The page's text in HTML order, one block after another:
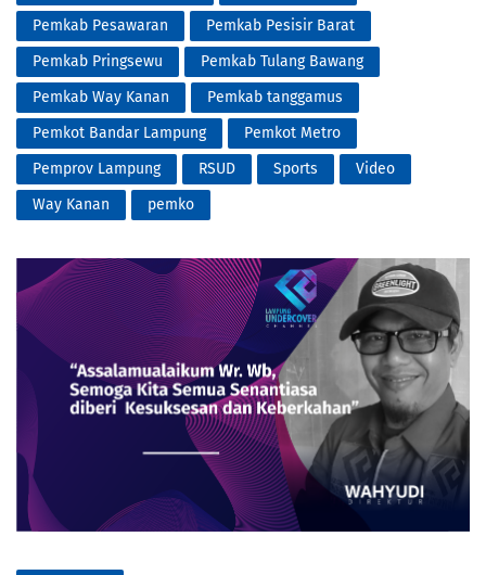
Pemkab Pesawaran
Pemkab Pesisir Barat
Pemkab Pringsewu
Pemkab Tulang Bawang
Pemkab Way Kanan
Pemkab tanggamus
Pemkot Bandar Lampung
Pemkot Metro
Pemprov Lampung
RSUD Sports
Video
Way Kanan
pemko